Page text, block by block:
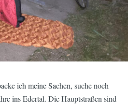
ich meine Sachen, suche noch
ins Edertal. Die Hauptstraßen sind